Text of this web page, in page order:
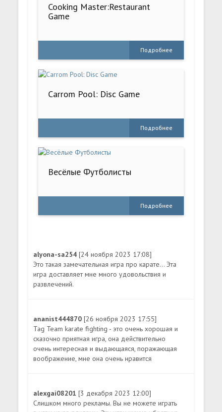
Cooking Master:Restaurant
Game
Подробнее
Carrom Pool: Disc Game
Подробнее
Весёлые Футболисты
Подробнее
alyona-sa254[24 ноября 2023 17:08]
Это такая замечательная игра про карате... Эта
игра доставляет мне много удовольствия и
развлечений.
ananist444870[26 ноября 2023 17:55]
Tag Team karate fighting - это очень хорошая и
сказочно приятная игра, она действительно
очень интересная и выдающаяся, поражающая
воображение, мне она очень нравится
alexgai08201[3 декабря 2023 12:00]
Слишком много рекламы. Вы не можете играть